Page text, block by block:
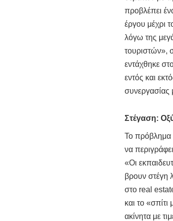
προβλέπει
έργου μέχρι
λόγω της
τουριστών»,
εντάχθηκε
εντός και
συνεργασίας
Στέγαση:
Το πρόβλημα
να
«Οι
βρουν στέγη
στο real
και το
ακίνητα με